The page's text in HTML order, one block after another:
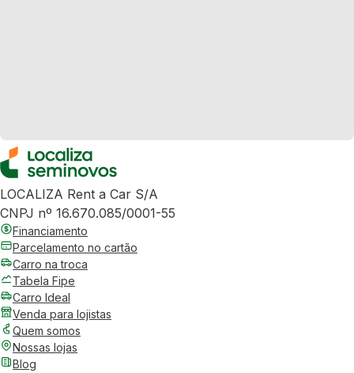
LOCALIZA Rent a Car S/A
CNPJ nº 16.670.085/0001-55
Financiamento
Parcelamento no cartão
Carro na troca
Tabela Fipe
Carro Ideal
Venda para lojistas
Quem somos
Nossas lojas
Blog